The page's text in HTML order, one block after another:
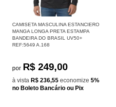
CAMISETA MASCULINA ESTANCIERO
MANGA LONGA PRETA ESTAMPA
BANDEIRA DO BRASIL UV50+
REF:5649 A.168
por R$ 249,00
à vista R$ 236,55 economize 5%
no Boleto Bancário ou Pix